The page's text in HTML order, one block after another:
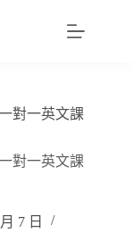
對一英文課
對一英文課
7 日